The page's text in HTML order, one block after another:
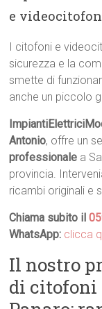
e
I citofoni e
sicurezza e la
smette di
anche un piccolo
Antonio, offre un
professionale a
provincia.
ricambi originali e
Chiama subito il
WhatsApp: clicca
Il nostro
di citofoni